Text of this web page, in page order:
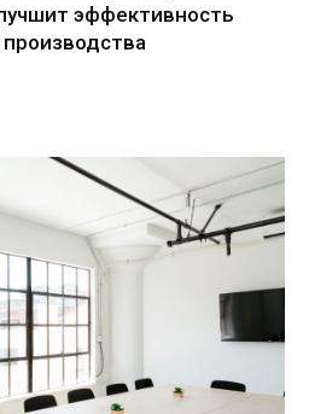
эффективность